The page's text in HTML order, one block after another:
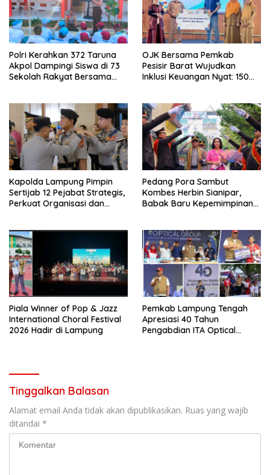
Polri Kerahkan 372 Taruna
Akpol Dampingi Siswa di 73
Sekolah Rakyat Bersama
OJK Bersama Pemkab
Pesisir Barat Wujudkan
Inklusi Keuangan Nyat: 150
Kapolda Lampung Pimpin
Sertijab 12 Pejabat Strategis,
Perkuat Organisasi dan
Pedang Pora Sambut
Kombes Herbin Sianipar,
Babak Baru Kepemimpinan
Piala Winner of Pop & Jazz
International Choral Festival
2026 Hadir di Lampung
Pemkab Lampung Tengah
Apresiasi 40 Tahun
Pengabdian ITA Optical
Tinggalkan Balasan
Alamat email Anda tidak akan dipublikasikan. Ruas yang wajib
ditandai *